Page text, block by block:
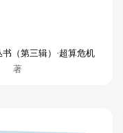
（第三辑）·超算危机
著